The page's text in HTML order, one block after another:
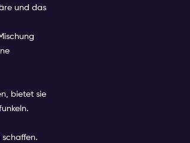
und das
bietet sie